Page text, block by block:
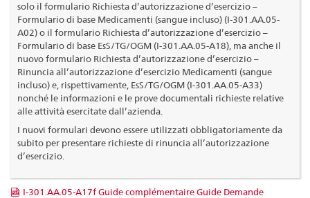
solo il formulario Richiesta d’autorizzazione d’esercizio –
Formulario di base Medicamenti (sangue incluso) (I-301.AA.05-
A02) o il formulario Richiesta d’autorizzazione d’esercizio –
Formulario di base EsS/TG/OGM (I-301.AA.05-A18), ma anche il
nuovo formulario Richiesta d’autorizzazione d’esercizio –
Rinuncia all’autorizzazione d’esercizio Medicamenti (sangue
incluso) e, rispettivamente, EsS/TG/OGM (I-301.AA.05-A33)
nonché le informazioni e le prove documentali richieste relative
alle attività esercitate dall’azienda.
I nuovi formulari devono essere utilizzati obbligatoriamente da
subito per presentare richieste di rinuncia all’autorizzazione
d’esercizio.
I-301.AA.05-A17f Guide complémentaire Guide Demande